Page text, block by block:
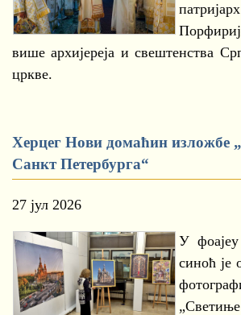
више архијереја и свештенства
цркве.
Херцег Нови домаћин изложбе
Санкт Петербурга“
27 јул 2026
У
синоћ је